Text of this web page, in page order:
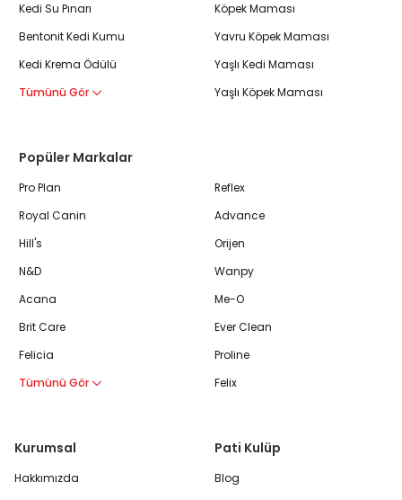
Kedi Su Pınarı
Bentonit Kedi Kumu
Kedi Krema Ödülü
Tümünü Gör
Köpek Maması
Yavru Köpek Maması
Yaşlı Kedi Maması
Yaşlı Köpek Maması
Popüler Markalar
Pro Plan
Royal Canin
Hill's
N&D
Acana
Brit Care
Felicia
Tümünü Gör
Reflex
Advance
Orijen
Wanpy
Me-O
Ever Clean
Proline
Felix
Kurumsal
Hakkımızda
Pati Kulüp
Blog